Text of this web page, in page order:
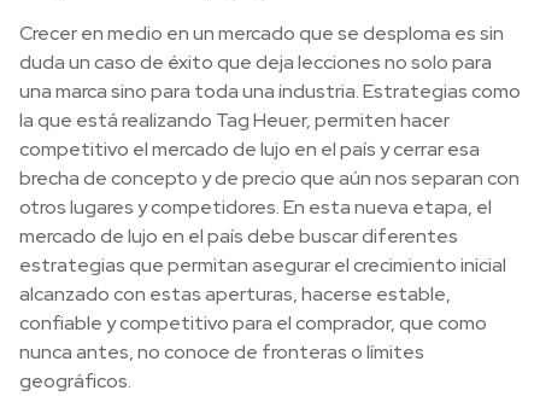
Crecer en medio en un mercado que se desploma es sin
duda un caso de éxito que deja lecciones no solo para
una marca sino para toda una industria. Estrategias como
la que está realizando Tag Heuer, permiten hacer
competitivo el mercado de lujo en el país y cerrar esa
brecha de concepto y de precio que aún nos separan con
otros lugares y competidores. En esta nueva etapa, el
mercado de lujo en el país debe buscar diferentes
estrategias que permitan asegurar el crecimiento inicial
alcanzado con estas aperturas, hacerse estable,
confiable y competitivo para el comprador, que como
nunca antes, no conoce de fronteras o límites
geográficos.